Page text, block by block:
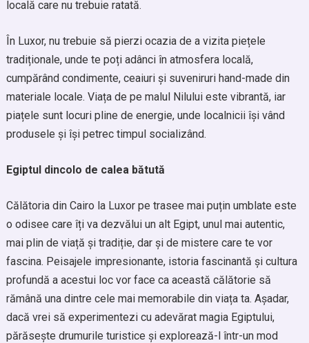
locală care nu trebuie ratată.
În Luxor, nu trebuie să pierzi ocazia de a vizita piețele
tradiționale, unde te poți adânci în atmosfera locală,
cumpărând condimente, ceaiuri și suveniruri hand-made din
materiale locale. Viața de pe malul Nilului este vibrantă, iar
piațele sunt locuri pline de energie, unde localnicii își vând
produsele și își petrec timpul socializând.
Egiptul dincolo de calea bătută
Călătoria din Cairo la Luxor pe trasee mai puțin umblate este
o odisee care îți va dezvălui un alt Egipt, unul mai autentic,
mai plin de viață și tradiție, dar și de mistere care te vor
fascina. Peisajele impresionante, istoria fascinantă și cultura
profundă a acestui loc vor face ca această călătorie să
rămână una dintre cele mai memorabile din viața ta. Așadar,
dacă vrei să experimentezi cu adevărat magia Egiptului,
părăsește drumurile turistice și explorează-l într-un mod